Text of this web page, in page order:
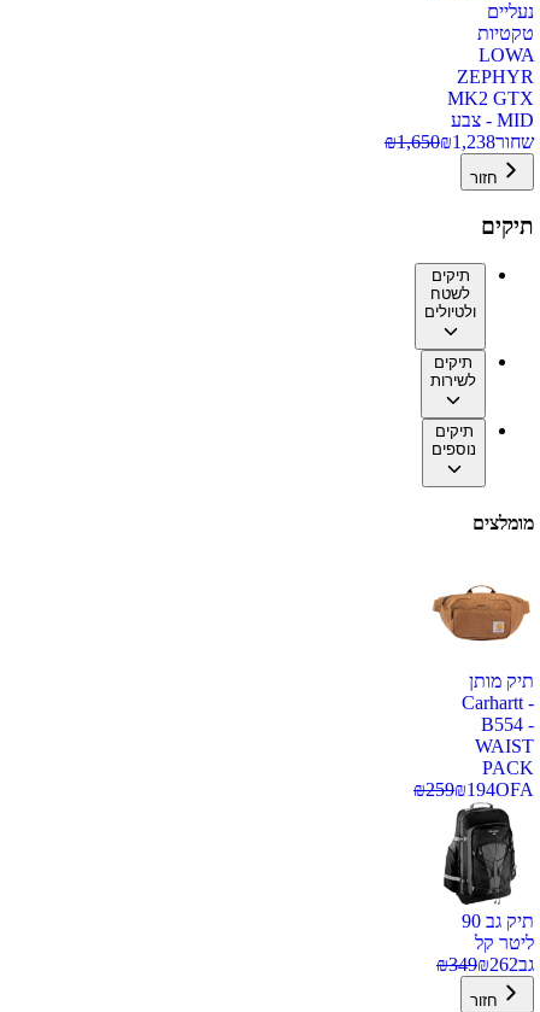
נעליים
טקטיות
LOWA
ZEPHYR
MK2 GTX
MID - צבע
שחור
₪1,238
₪1,650
חזור
תיקים
תיקים
לשטח
ולטיולים
תיקים
לשירות
תיקים
נוספים
מומלצים
תיק מותן
Carhartt -
B554 -
WAIST
PACK
OFA
₪194
₪259
תיק גב 90
ליטר קל
גב
₪262
₪349
חזור